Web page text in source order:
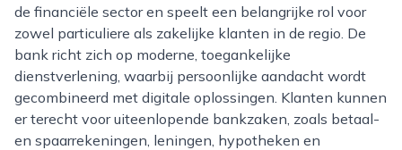
de financiële sector en speelt een belangrijke rol voor
zowel particuliere als zakelijke klanten in de regio. De
bank richt zich op moderne, toegankelijke
dienstverlening, waarbij persoonlijke aandacht wordt
gecombineerd met digitale oplossingen. Klanten kunnen
er terecht voor uiteenlopende bankzaken, zoals betaal-
en spaarrekeningen, leningen, hypotheken en